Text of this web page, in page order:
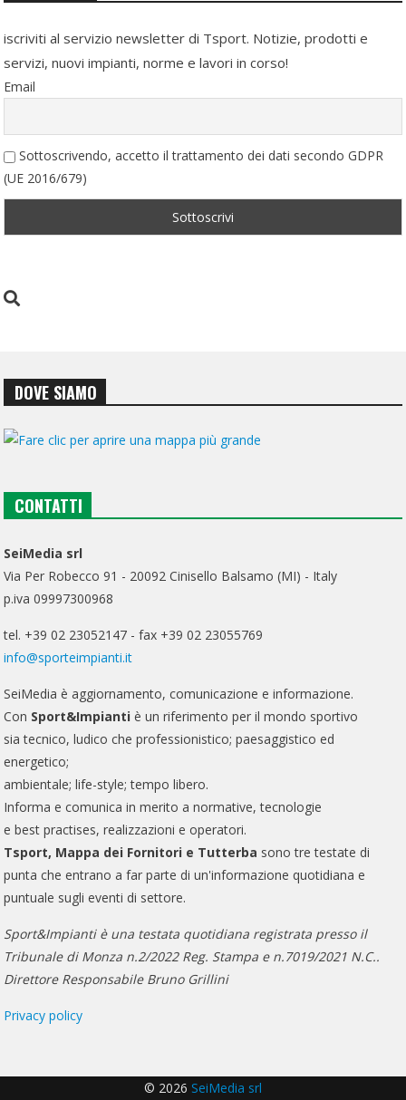
iscriviti al servizio newsletter di Tsport. Notizie, prodotti e
servizi, nuovi impianti, norme e lavori in corso!
Email
Sottoscrivendo, accetto il trattamento dei dati secondo GDPR
(UE 2016/679)
DOVE SIAMO
CONTATTI
SeiMedia srl
Via Per Robecco 91 - 20092 Cinisello Balsamo (MI) - Italy
p.iva 09997300968
tel. +39 02 23052147 - fax +39 02 23055769
info@sporteimpianti.it
SeiMedia è aggiornamento, comunicazione e informazione.
Con Sport&Impianti è un riferimento per il mondo sportivo
sia tecnico, ludico che professionistico; paesaggistico ed
energetico;
ambientale; life-style; tempo libero.
Informa e comunica in merito a normative, tecnologie
e best practises, realizzazioni e operatori.
Tsport, Mappa dei Fornitori e Tutterba sono tre testate di
punta che entrano a far parte di un'informazione quotidiana e
puntuale sugli eventi di settore.
Sport&Impianti è una testata quotidiana registrata presso il
Tribunale di Monza n.2/2022 Reg. Stampa e n.7019/2021 N.C..
Direttore Responsabile Bruno Grillini
Privacy policy
© 2026 SeiMedia srl